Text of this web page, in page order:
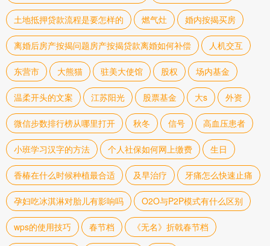
土地抵押贷款流程是要怎样的 燃气灶 婚内按揭买房
离婚后房产按揭问题房产按揭贷款离婚如何补偿 人机交互
东营市 大熊猫 驻美大使馆 股权 场内基金
温柔开头的文案 江苏阳光 股票基金 大s 外资
微信步数排行榜从哪里打开 秋冬 信号 高血压患者
小班学习汉字的方法 个人社保如何网上缴费 生日
香椿在什么时候种植最合适 及早治疗 牙痛怎么快速止痛
孕妇吃冰淇淋对胎儿有影响吗 O2O与P2P模式有什么区别
wps的使用技巧 春节档 《无名》折戟春节档